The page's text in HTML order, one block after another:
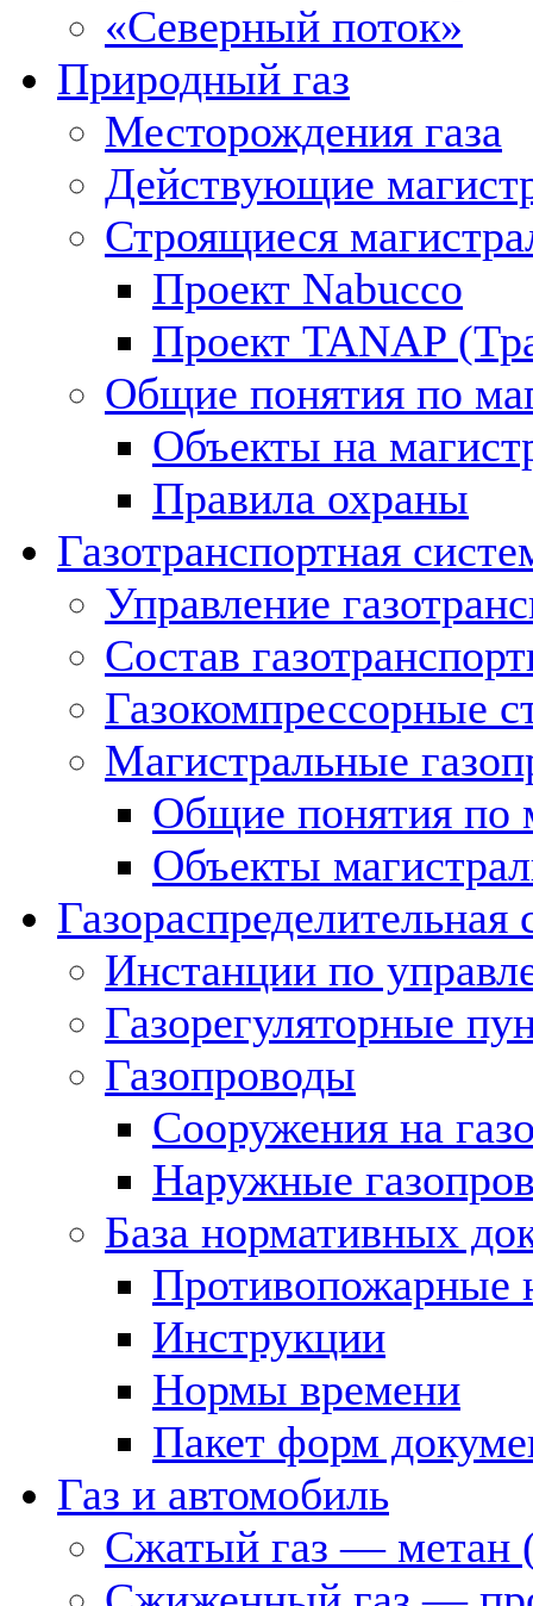
«Северный поток»
Природный газ
Месторождения газа
Действующие
Строящиеся
Проект Nabucco
Проект TANAP
Общие понятия по
Объекты на
Правила охраны
Газотранспортная
Управление
Состав
Газокомпрессорные
Магистральные
Общие понятия по
Объекты
Газораспределительная
Инстанции по
Газорегуляторные
Газопроводы
Сооружения на
Наружные
База нормативных
Противопожарные
Инструкции
Нормы времени
Пакет форм
Газ и автомобиль
Сжатый газ — метан